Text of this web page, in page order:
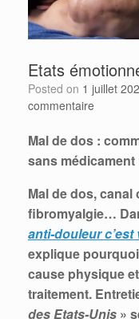
Etats
Posted on 1 juillet
commentaire
Mal de dos :
sans
Mal de dos,
fibromyalgie…
anti-douleur
explique
cause physique
traitement.
des Etats-Unis »